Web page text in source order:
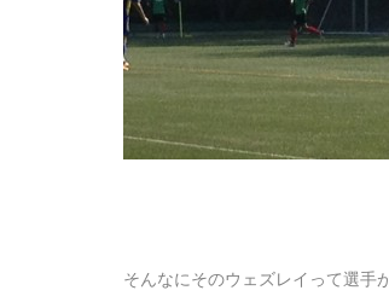
そんなにそのウェズレイって選手